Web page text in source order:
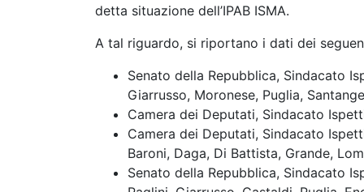
detta situazione dell’IPAB ISMA.
A tal riguardo, si riportano i dati dei
Senato della Repubblica, Sindacato
Giarrusso, Moronese, Puglia,
Camera dei Deputati, Sindacato
Camera dei Deputati, Sindacato
Baroni, Daga, Di Battista, Grande,
Senato della Repubblica, Sindacato